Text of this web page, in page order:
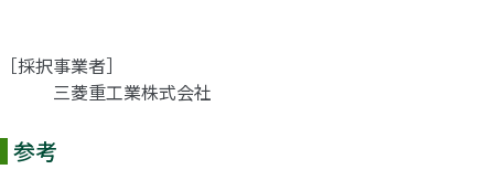
［採択事業者］
三菱重工業株式会社
参考